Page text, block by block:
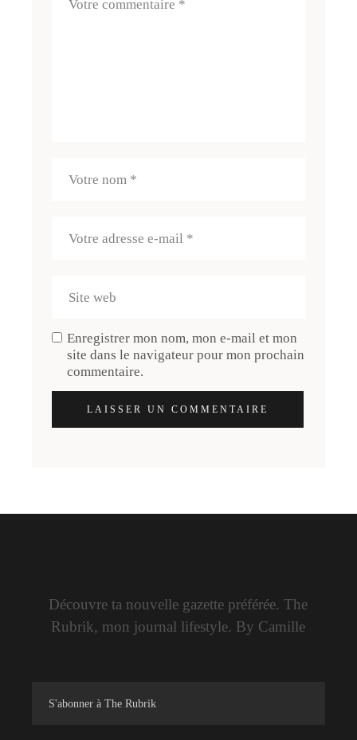
Enregistrer mon nom, mon e-mail et mon
site dans le navigateur pour mon prochain
commentaire.
LAISSER UN COMMENTAIRE
Découvre ta nouvelle gazette préférée. The
Rubrik, mon journal lifestyle. By Camille